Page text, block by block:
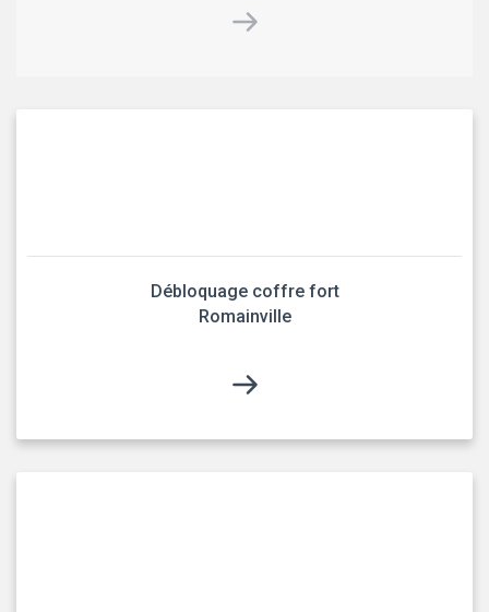
Débloquage coffre fort
Romainville